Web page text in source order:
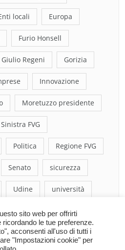
locali Europa
Furio Honsell
Giulio Regeni Gorizia
Innovazione
Moretuzzo presidente
FVG
Politica Regione FVG
Senato sicurezza
Udine università
sito web per offrirti
ricordando le tue preferenze.
acconsenti all'uso di tutti i
"Impostazioni cookie" per